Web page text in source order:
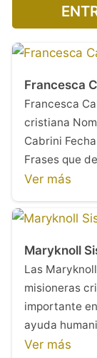
Francesca
Francesca
cristiana
Cabrini
Frases que
Ver más
Maryknoll
Las
misioneras
importante
ayuda
Ver más